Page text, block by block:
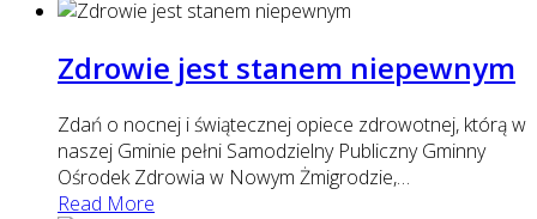
Zdrowie jest stanem niepewnym
Zdań o nocnej i świątecznej opiece zdrowotnej, którą w
naszej Gminie pełni Samodzielny Publiczny Gminny
Ośrodek Zdrowia w Nowym Żmigrodzie,…
Read More